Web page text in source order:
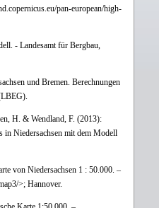
pan-european/high-
- Landesamt für Bergbau,
und Bremen. Berechnungen
H. & Wendland, F. (2013):
in Niedersachsen mit dem Modell
von Niedersachsen 1 : 50.000. –
>; Hannover.